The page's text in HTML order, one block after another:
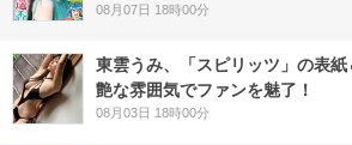
08月07日 18時00分
東雲うみ、「スピリッツ」の表
艶な雰囲気でファンを魅了！
08月03日 18時00分